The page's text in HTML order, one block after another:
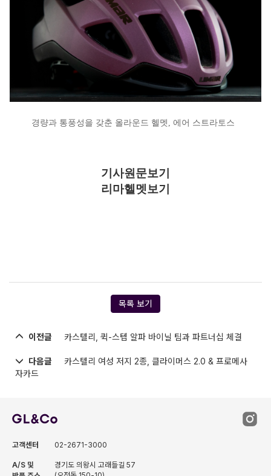
경량과 통풍성을 갖춘 올라운드 헬멧, 에어 스트라토스
기사원문보기
리마헬멧보기
목록 보기
이전글 카스텔리, 퀵-스텝 알파 바이닐 팀과 파트너십 체결
다음글
카스텔리 여성 저지 2종, 클라이머스 2.0 & 프로메사
자카드
고객센터 02-2671-3000
A/S 및
경기도 의왕시 고래들길 57